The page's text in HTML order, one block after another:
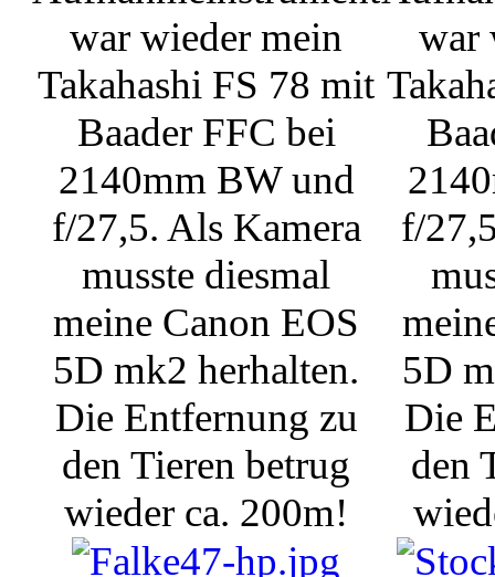
war wieder mein
Takahashi FS 78 mit
Baader FFC bei
2140mm BW und
f/27,5. Als Kamera
musste diesmal
meine Canon EOS
5D mk2 herhalten.
Die Entfernung zu
den Tieren betrug
wieder ca. 200m!
war
f/
5D
Die
den